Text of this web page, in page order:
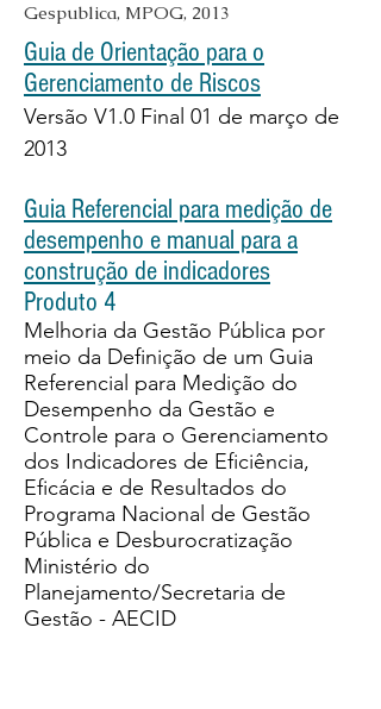
Gespublica, MPOG, 2013
Guia de Orientação para o
Gerenciamento de Riscos
Versão V1.0 Final 01 de março de
2013
Guia Referencial para medição de
desempenho e manual para a
construção de indicadores
Produto 4
Melhoria da Gestão Pública por
meio da Definição de um Guia
Referencial para Medição do
Desempenho da Gestão e
Controle para o Gerenciamento
dos Indicadores de Eficiência,
Eficácia e de Resultados do
Programa Nacional de Gestão
Pública e Desburocratização
Ministério do
Planejamento/Secretaria de
Gestão - AECID